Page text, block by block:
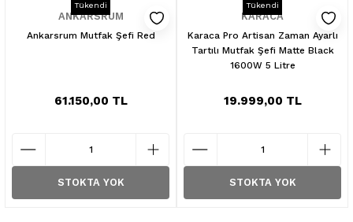
Tükendi
ANKARSRUM
Ankarsrum Mutfak Şefi Red
61.150,00 TL
STOKTA YOK
Tükendi
KARACA
Karaca Pro Artisan Zaman Ayarlı
Tartılı Mutfak Şefi Matte Black
1600W 5 Litre
19.999,00 TL
STOKTA YOK